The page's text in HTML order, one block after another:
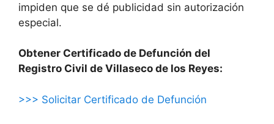
impiden que se dé publicidad sin autorización
especial.
Obtener Certificado de Defunción del
Registro Civil de Villaseco de los Reyes:
>>> Solicitar Certificado de Defunción